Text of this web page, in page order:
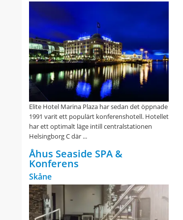
Elite Hotel Marina Plaza har sedan det öppnade
1991 varit ett populärt konferenshotell. Hotellet
har ett optimalt läge intill centralstationen
Helsingborg C där ...
Åhus Seaside SPA &
Konferens
Skåne